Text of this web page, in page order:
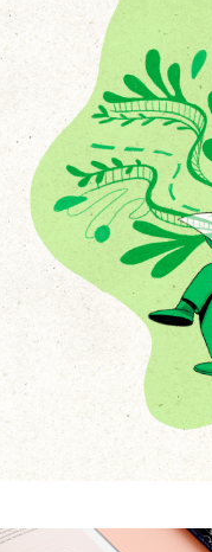
EDITION
Mobilité &